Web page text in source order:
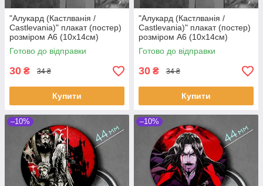
"Алукард (Кастлванія /
Castlevania)" плакат (постер)
розміром А6 (10х14см)
Готово до відправки
30 ₴ 34 ₴
Купити
"Алукард (Кастлванія /
Castlevania)" плакат (постер)
розміром А6 (10х14см)
Готово до відправки
30 ₴ 34 ₴
Купити
–10% –10%